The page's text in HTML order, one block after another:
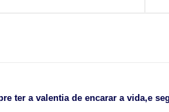
ter a valentia de encarar a vida,e